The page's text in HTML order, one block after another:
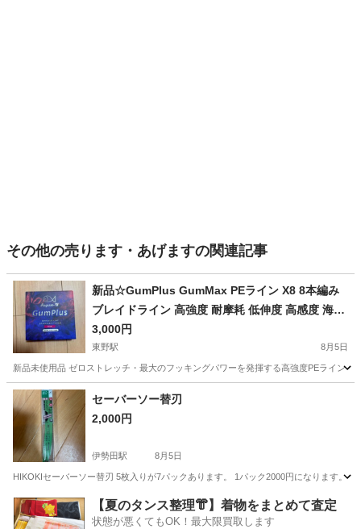
その他の売ります・あげますの関連記事
新品☆GumPlus GumMax PEライン X8 8本編み
ブレイドライン 高強度 耐摩耗 低伸度 高感度 海
水・淡水対
3,000円
東野駅 8月5日
新品未使用品 ゼロストレッチ・最大のフッキングパワーを発揮する高強度PEライン
京都 京都市 東野駅 その他
セーバーソー替刃
2,000円
伊勢田駅 8月5日
HIKOKIセーバーソー替刃 5枚入りが7パックあります。 1パック2000円になります。
京都 宇治市 伊勢田駅 その他
【夏のタンス整理👘】着物をまとめて査定
状態が悪くてもOK！最大限買取します